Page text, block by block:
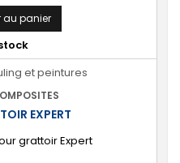
au panier
EXPERT
grattoir Expert